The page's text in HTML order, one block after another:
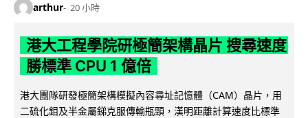
arthur 20 小時
港大工程學院研極簡架構晶片 搜尋速度
勝標準 CPU 1 億倍
港大團隊研發極簡架構模擬內容尋址記憶體（CAM）晶片，用
二硫化鉬及半金屬銻克服傳輸瓶頸，漢明距離計算速度比標準